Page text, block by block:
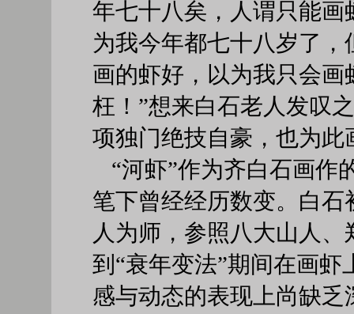
年七十八矣，人谓只能画
为我今年都七十八岁了
画的虾好，以为我只会画
枉！”想来白石老人发叹
项独门绝技自豪，也为此
“河虾”作为齐白石画作
笔下曾经经历数变。白石
人为师，参照八大山人
到“衰年变法”期间在画
感与动态的表现上尚缺